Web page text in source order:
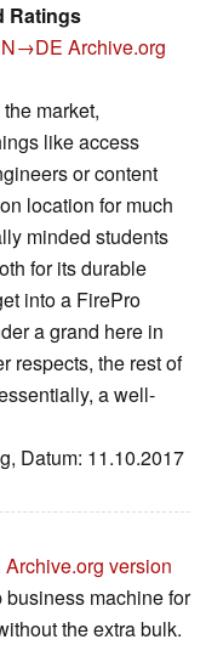
Ratings
Archive.org
market,
like access
or content
location for much
minded students
for its durable
into a FirePro
a grand here in
respects, the rest of
a well-
Datum: 11.10.2017
Archive.org version
machine for
the extra bulk.